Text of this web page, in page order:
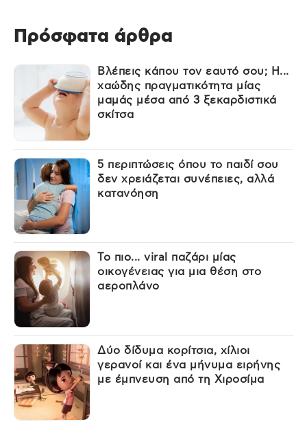
Πρόσφατα άρθρα
Βλέπεις κάπου τον εαυτό σου; Η...
χαώδης πραγματικότητα μίας
μαμάς μέσα από 3 ξεκαρδιστικά
σκίτσα
5 περιπτώσεις όπου το παιδί σου
δεν χρειάζεται συνέπειες, αλλά
κατανόηση
Το πιο... viral παζάρι μίας
οικογένειας για μια θέση στο
αεροπλάνο
Δύο δίδυμα κορίτσια, χίλιοι
γερανοί και ένα μήνυμα ειρήνης
με έμπνευση από τη Χιροσίμα